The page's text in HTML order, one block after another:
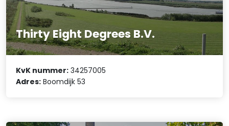
Thirty Eight Degrees B.V.
KvK nummer: 34257005
Adres: Boomdijk 53